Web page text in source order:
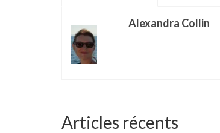
Alexandra Collin
Articles récents